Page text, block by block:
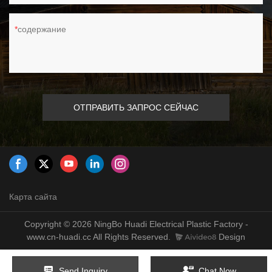
содержание
ОТПРАВИТЬ ЗАПРОС СЕЙЧАС
Карта сайта
Copyright © 2026 NingBo Huadi Electrical Plastic Factory -
www.cn-huadi.cc All Rights Reserved.
Design